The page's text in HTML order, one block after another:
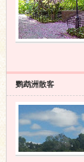
鹦鹉洲散客